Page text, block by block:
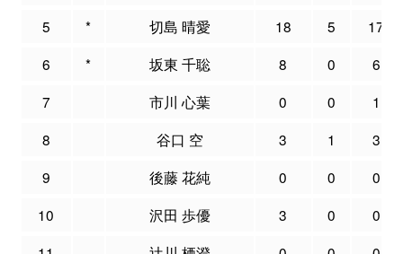
5
* 切島 晴愛 18 5
17
6
* 坂東 千聡 8 0
6
7
市川 心葉 0 0
1
8
谷口 空 3 1
3
9
後藤 花純 0 0
0
10
沢田 歩優 3 0
0